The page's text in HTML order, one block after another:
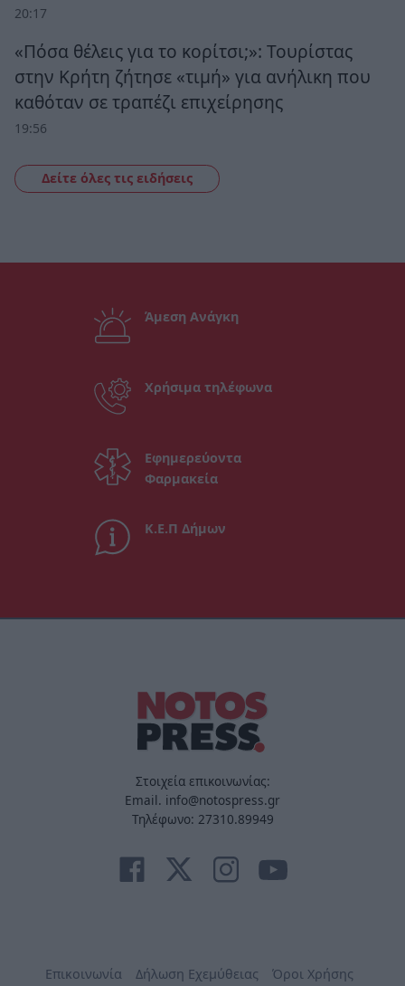
20:17
«Πόσα θέλεις για το κορίτσι;»: Τουρίστας
στην Κρήτη ζήτησε «τιμή» για ανήλικη που
καθόταν σε τραπέζι επιχείρησης
19:56
Δείτε όλες τις ειδήσεις
Άμεση Ανάγκη
Χρήσιμα τηλέφωνα
Εφημερεύοντα
Φαρμακεία
Κ.Ε.Π Δήμων
Στοιχεία επικοινωνίας:
Email. info@notospress.gr
Τηλέφωνο: 27310.89949
Επικοινωνία Δήλωση Εχεμύθειας Όροι Χρήσης